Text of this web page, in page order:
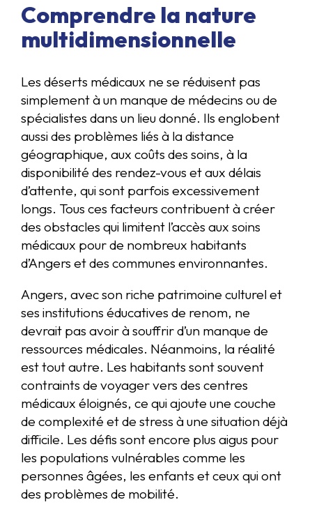
Comprendre la nature
multidimensionnelle
Les déserts médicaux ne se réduisent pas
simplement à un manque de médecins ou de
spécialistes dans un lieu donné. Ils englobent
aussi des problèmes liés à la distance
géographique, aux coûts des soins, à la
disponibilité des rendez-vous et aux délais
d’attente, qui sont parfois excessivement
longs. Tous ces facteurs contribuent à créer
des obstacles qui limitent l’accès aux soins
médicaux pour de nombreux habitants
d’Angers et des communes environnantes.
Angers, avec son riche patrimoine culturel et
ses institutions éducatives de renom, ne
devrait pas avoir à souffrir d’un manque de
ressources médicales. Néanmoins, la réalité
est tout autre. Les habitants sont souvent
contraints de voyager vers des centres
médicaux éloignés, ce qui ajoute une couche
de complexité et de stress à une situation déjà
difficile. Les défis sont encore plus aigus pour
les populations vulnérables comme les
personnes âgées, les enfants et ceux qui ont
des problèmes de mobilité.